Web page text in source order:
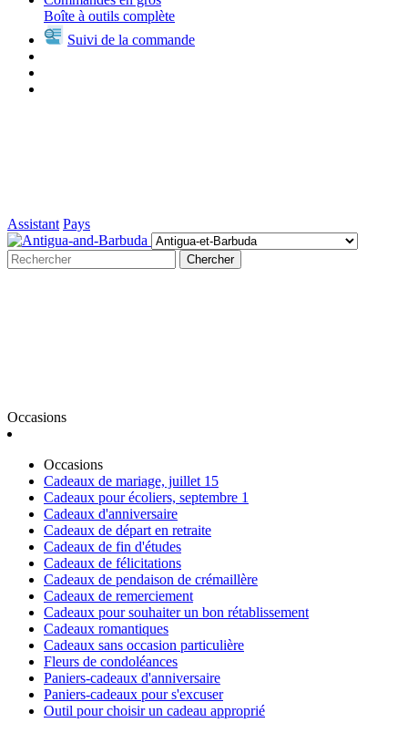
Boîte à outils complète
Suivi de la commande
Assistant Pays
Chercher
Occasions
Occasions
Cadeaux de mariage, juillet 15
Cadeaux pour écoliers, septembre 1
Cadeaux d'anniversaire
Cadeaux de départ en retraite
Cadeaux de fin d'études
Cadeaux de félicitations
Cadeaux de pendaison de crémaillère
Cadeaux de remerciement
Cadeaux pour souhaiter un bon rétablissement
Cadeaux romantiques
Cadeaux sans occasion particulière
Fleurs de condoléances
Paniers-cadeaux d'anniversaire
Paniers-cadeaux pour s'excuser
Outil pour choisir un cadeau approprié